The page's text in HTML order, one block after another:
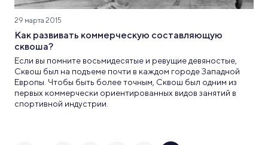
29 марта 2015
Как развивать коммерческую составляющую
сквоша?
Если вы помните восьмидесятые и ревущие девяностые,
Сквош был на подъеме почти в каждом городе Западной
Европы. Чтобы быть более точным, Сквош был одним из
первых коммерчески ориентированных видов занятий в
спортивной индустрии.